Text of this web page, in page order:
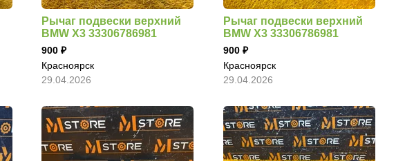
Рычаг подвески верхний
BMW X3 33306786981
900
Красноярск
29.04.2026
Рычаг подвески верхний
BMW X3 33306786981
900
Красноярск
29.04.2026